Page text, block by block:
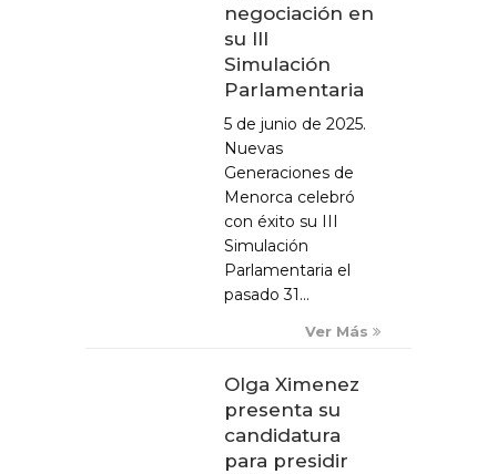
negociación en
su III
Simulación
Parlamentaria
5 de junio de 2025.
Nuevas
Generaciones de
Menorca celebró
con éxito su III
Simulación
Parlamentaria el
pasado 31...
Ver Más
Olga Ximenez
presenta su
candidatura
para presidir